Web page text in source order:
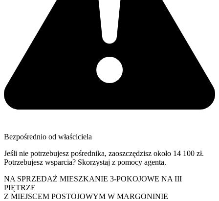
Bezpośrednio od właściciela
Jeśli nie potrzebujesz pośrednika, zaoszczędzisz około 14 100 zł.
Potrzebujesz wsparcia? Skorzystaj z pomocy agenta.
NA SPRZEDAŻ MIESZKANIE 3-POKOJOWE NA III
PIĘTRZE
Z MIEJSCEM POSTOJOWYM W MARGONINIE